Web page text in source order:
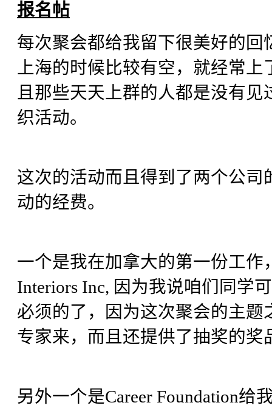
报名帖
每次聚会都给我留下很美好的
上海的时候比较有空，就经常
且那些天天上群的人都是没有
织活动。
这次的活动而且得到了两个公
动的经费。
一个是我在加拿大的第一份工作
Interiors Inc, 因为我说咱们同学
必须的了，因为这次聚会的主
专家来，而且还提供了抽奖的奖
另外一个是Career Foundation